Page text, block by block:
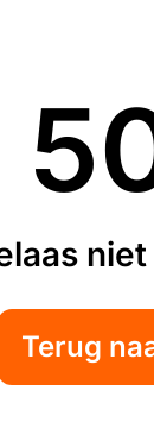
Terug